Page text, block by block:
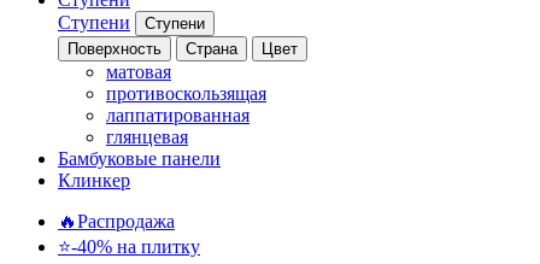
Ступени
Ступени
Поверхность
Страна Цвет
матовая
противоскользящая
лаппатированная
глянцевая
Бамбуковые панели
Клинкер
🔥Распродажа
⭐-40% на плитку